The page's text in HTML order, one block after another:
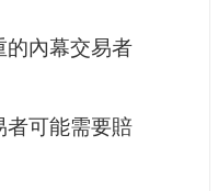
的內幕交易者
者可能需要賠